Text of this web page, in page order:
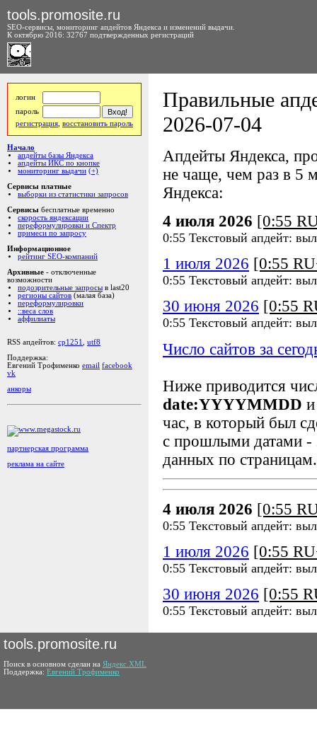
tools.promosite.ru
SEO-сервисы, мониторинг апдейтов Яндекса и изменений выдачи.
К октябрю 2016: 32767 подтвержденных регистраций
логин
пароль
регистрация восстановить пароль
Начало
апдейты базы Яндекса
апдейты ИКС по кнопке
мониторинг выдачи (+)
Сервисы платные
выборки из статистики запросов
Сервисы бесплатные временно
скорость яндексации
переформулировки и Спектр
примеси по запросу
Информационное
рейтинг SEO-компаний
Архивные - отключенные
возможности
подозрительные запросы в last20
регионы сайтов (малая база)
переформулировки
::веса слов
аффилиаты
RSS апдейтов: cp1251
utf8
Поддержка:
Евгений Трофименко email facebook
vk
анкоры
партнерская программа
реклама на сайте
Правильные
2026-07-04
Апдейты Яндекса,
не чаще, чем раз в 5
Яндекса:
4 июля 2026 [0:55
0:55 Текстовый апдейт:
1 июля 2026 [0:55
0:55 Текстовый апдейт:
30 июня 2026 [0:55
0:55 Текстовый апдейт:
Число сайтов за
Ниже приводится
date:YYYYMMDD
час, в который был
с прошлыми датами -
данных по страницам.
4 июля 2026 [0:55
0:55 Текстовый апдейт:
1 июля 2026 [0:55
0:55 Текстовый апдейт:
30 июня 2026 [0:55
0:55 Текстовый апдейт:
tools.promosite.ru
Поиск в основном сделан на Яндекс.XML
Поддержка: Евгений Трофименко